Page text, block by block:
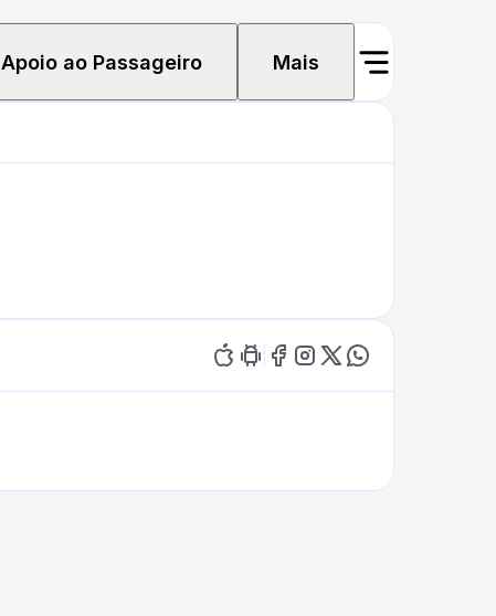
Apoio ao Passageiro Mais